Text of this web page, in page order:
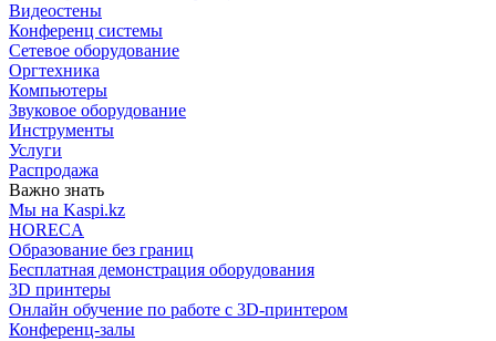
Видеостены
Конференц системы
Сетевое оборудование
Оргтехника
Компьютеры
Звуковое оборудование
Инструменты
Услуги
Распродажа
Важно знать
Мы на Kaspi.kz
HORECA
Образование без границ
Бесплатная демонстрация оборудования
3D принтеры
Онлайн обучение по работе с 3D-принтером
Конференц-залы